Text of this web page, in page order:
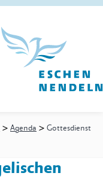
> Agenda > Gottesdienst